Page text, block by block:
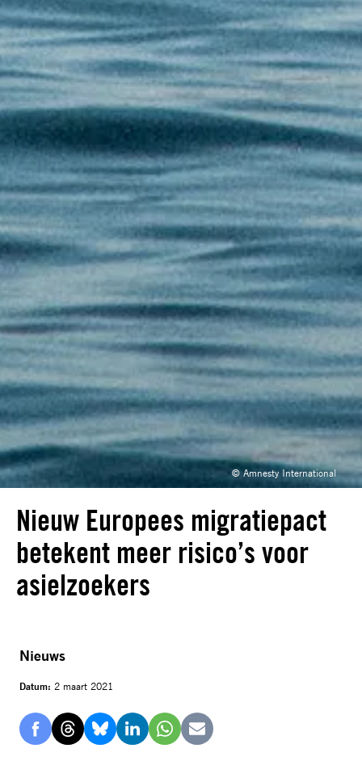
© Amnesty International
Nieuws
Datum: 2 maart 2021
DelenDelenDelenDelenDelenDelen
Nieuw Europees migratiepact
betekent meer risico’s voor
asielzoekers